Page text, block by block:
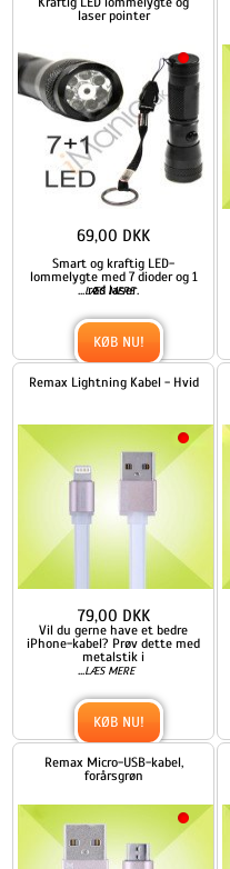
laser pointer
Smart og kraftig LED-
lommelygte med 7 dioder og 1
rød laser.
...LÆS MERE
69,00 DKK
KØB NU!
Remax Lightning Kabel - Hvid
Vil du gerne have et bedre
iPhone-kabel? Prøv dette med
metalstik i
...LÆS MERE
79,00 DKK
KØB NU!
Remax Micro-USB-kabel,
forårsgrøn